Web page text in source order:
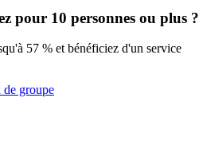
pour 10 personnes ou plus ?
57 % et bénéficiez d'un service
groupe